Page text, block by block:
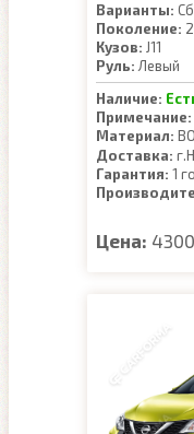
Варианты:
Поколение:
Кузов: J11
Руль: Левый
Наличие:
Примечание:
Материал:
Доставка:
Гарантия: 1
Цена: